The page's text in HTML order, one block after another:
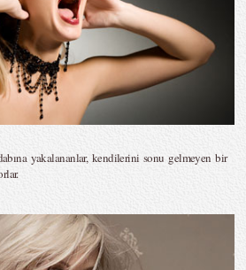
yakalananlar, kendilerini sonu gelmeyen bir